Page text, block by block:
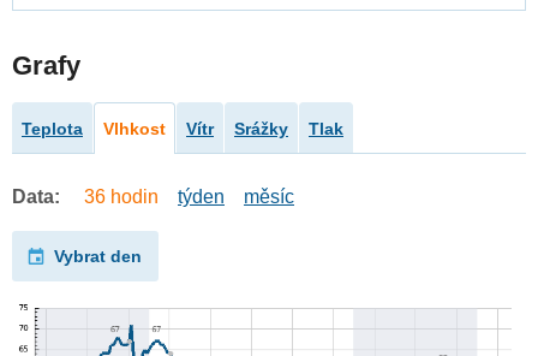
Grafy
Teplota Vlhkost Vítr Srážky Tlak
Data: 36 hodin týden měsíc
Vybrat den